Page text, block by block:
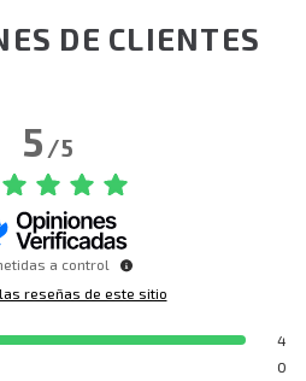
DE CLIENTES
5/5
a control
reseñas de este sitio
4
0